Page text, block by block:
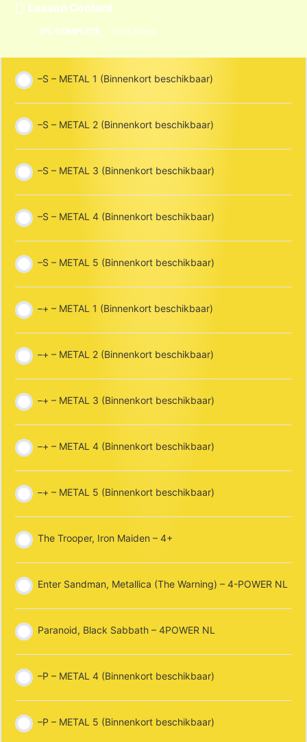
Lesson Content
0% COMPLETE 0/15 Steps
–S – METAL 1 (Binnenkort beschikbaar)
–S – METAL 2 (Binnenkort beschikbaar)
–S – METAL 3 (Binnenkort beschikbaar)
–S – METAL 4 (Binnenkort beschikbaar)
–S – METAL 5 (Binnenkort beschikbaar)
–+ – METAL 1 (Binnenkort beschikbaar)
–+ – METAL 2 (Binnenkort beschikbaar)
–+ – METAL 3 (Binnenkort beschikbaar)
–+ – METAL 4 (Binnenkort beschikbaar)
–+ – METAL 5 (Binnenkort beschikbaar)
The Trooper, Iron Maiden – 4+
Enter Sandman, Metallica (The Warning) – 4-POWER NL
Paranoid, Black Sabbath – 4POWER NL
–P – METAL 4 (Binnenkort beschikbaar)
–P – METAL 5 (Binnenkort beschikbaar)